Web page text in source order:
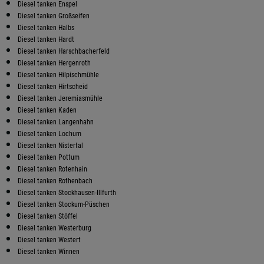
Diesel tanken Enspel
Diesel tanken Großseifen
Diesel tanken Halbs
Diesel tanken Hardt
Diesel tanken Harschbacherfeld
Diesel tanken Hergenroth
Diesel tanken Hilpischmühle
Diesel tanken Hirtscheid
Diesel tanken Jeremiasmühle
Diesel tanken Kaden
Diesel tanken Langenhahn
Diesel tanken Lochum
Diesel tanken Nistertal
Diesel tanken Pottum
Diesel tanken Rotenhain
Diesel tanken Rothenbach
Diesel tanken Stockhausen-Illfurth
Diesel tanken Stockum-Püschen
Diesel tanken Stöffel
Diesel tanken Westerburg
Diesel tanken Westert
Diesel tanken Winnen